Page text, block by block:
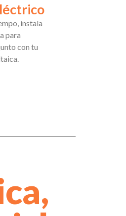
instala
para
con tu